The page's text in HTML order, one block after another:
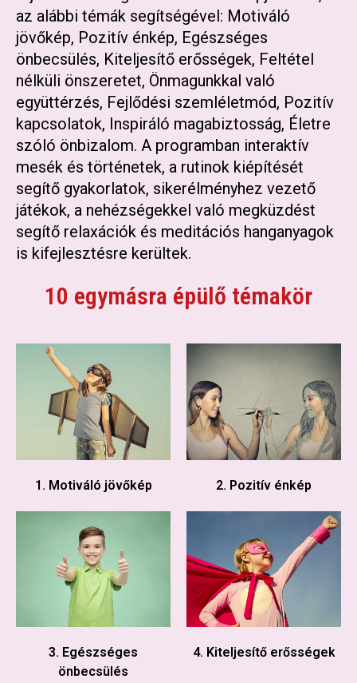
az alábbi témák segítségével: Motiváló
jövőkép, Pozitív énkép, Egészséges
önbecsülés, Kiteljesítő erősségek, Feltétel
nélküli önszeretet, Önmagunkkal való
együttérzés, Fejlődési szemléletmód, Pozitív
kapcsolatok, Inspiráló magabiztosság, Életre
szóló önbizalom. A programban interaktív
mesék és történetek, a rutinok kiépítését
segítő gyakorlatok, sikerélményhez vezető
játékok, a nehézségekkel való megküzdést
segítő relaxációk és meditációs hanganyagok
is kifejlesztésre kerültek.
10 egymásra épülő témakör
1. Motiváló jövőkép 2. Pozitív énkép
3. Egészséges
önbecsülés
4. Kiteljesítő erősségek